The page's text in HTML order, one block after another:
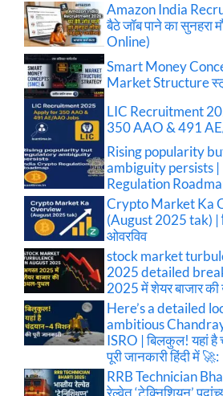
Amazon India
बैठे जॉब पाने का सुनहरा
Online)
Smart Money
Market Structure
LIC Recruitment
350 AAO & 491
Rising popularity
ambiguity persists
Regulation
Crypto Market Ka
(August 2025 tak) |
ओवरविव
stock market
2025 detailed
2025 में शेयर बाजार
Here’s a detailed
ambitious
ISRO | बिलकुल! यहां है
पूरी जानकारी हिंदी में 🚀:
RRB Technician